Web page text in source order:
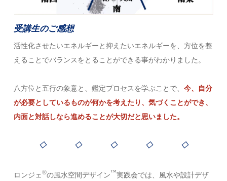
受講生のご感想
活性化させたいエネルギーと抑えたいエネルギーを、方位を整
えることでバランスをとることができる事がわかりました。
八方位と五行の象意と、鑑定プロセスを学ぶことで、今、自分
が必要としているものが何かを考えたり、気づくことができ、
内面と対話しなら進めることが大切だと思いました。
◇ ◇ ◇ ◇ ◇
ロンジェ®︎の風水空間デザイン™️実践会では、風水や設計デザ